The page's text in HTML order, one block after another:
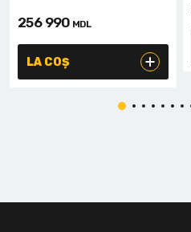
256 990 MDL
LA COȘ